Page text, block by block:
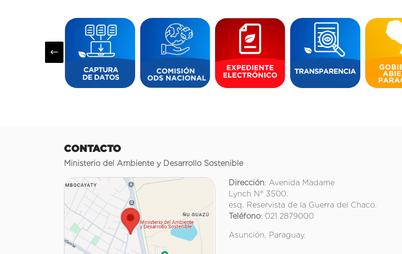
#
CONTACTO
Ministerio del Ambiente y Desarrollo Sostenible
Dirección: Avenida Madame
Lynch N° 3500.
esq. Reservista de la Guerra del Chaco.
Teléfono: 021 2879000
Asunción, Paraguay.